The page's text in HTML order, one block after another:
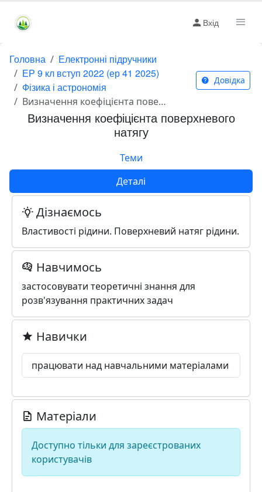
Вхід
Головна
Електронні підручники
ЕР 9 кл вступ 2022 (ер 41 2025)
Фізика і астрономія
Визначення коефіцієнта поверхневого натягу
Довідка
Визначення коефіцієнта поверхневого
натягу
Теми
Деталі
Дізнаємось
Властивості рідини. Поверхневий натяг рідини.
Навчимось
застосовувати теоретичні знання для
розв'язування практичних задач
Навички
працювати над навчальними матеріалами
Матеріали
Доступно тільки для зареєстрованих
користувачів